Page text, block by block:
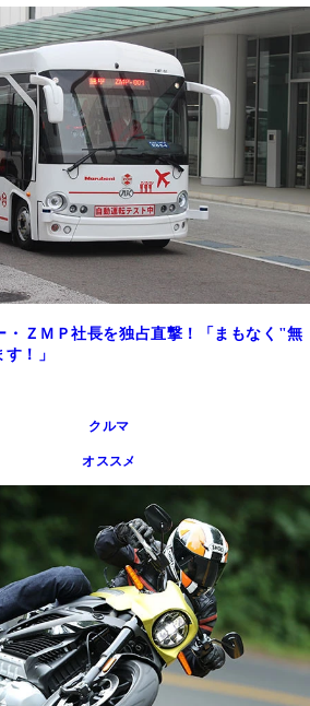
・ＺＭＰ社長を独占直撃！「まもなく"無
！」
クルマ
オススメ